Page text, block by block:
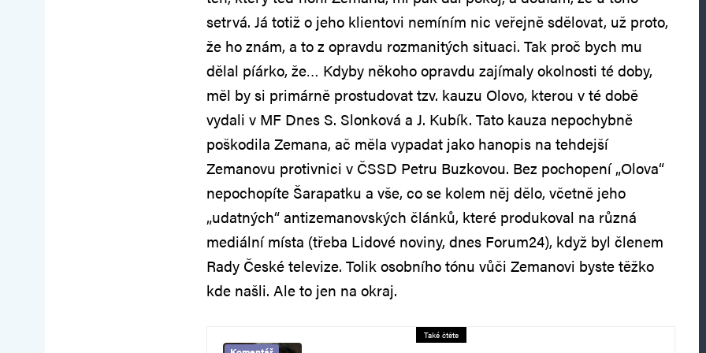
setrvá. Já totiž o jeho klientovi nemíním nic veřejně sdělovat, už proto,
že ho znám, a to z opravdu rozmanitých situaci. Tak proč bych mu
dělal píárko, že… Kdyby někoho opravdu zajímaly okolnosti té doby,
měl by si primárně prostudovat tzv. kauzu Olovo, kterou v té době
vydali v MF Dnes S. Slonková a J. Kubík. Tato kauza nepochybně
poškodila Zemana, ač měla vypadat jako hanopis na tehdejší
Zemanovu protivnici v ČSSD Petru Buzkovou. Bez pochopení „Olova“
nepochopíte Šarapatku a vše, co se kolem něj dělo, včetně jeho
„udatných“ antizemanovských článků, které produkoval na různá
mediální místa (třeba Lidové noviny, dnes Forum24), když byl členem
Rady České televize. Tolik osobního tónu vůči Zemanovi byste těžko
kde našli. Ale to jen na okraj.
Také čtěte